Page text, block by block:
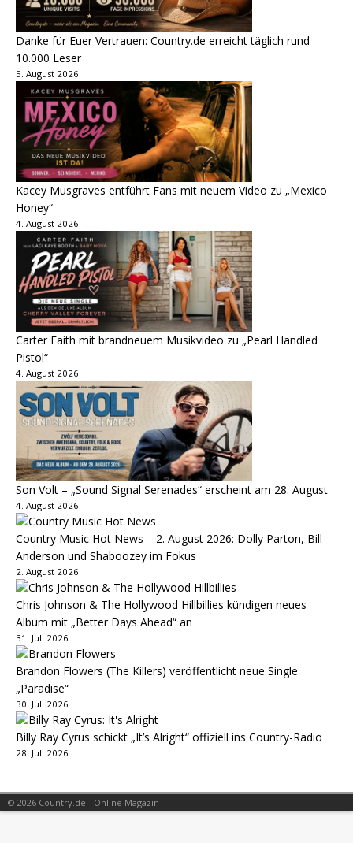
Danke für Euer Vertrauen: Country.de erreicht täglich rund
10.000 Leser
5. August 2026
Kacey Musgraves entführt Fans mit neuem Video zu „Mexico
Honey“
4. August 2026
Carter Faith mit brandneuem Musikvideo zu „Pearl Handled
Pistol“
4. August 2026
Son Volt – „Sound Signal Serenades“ erscheint am 28. August
4. August 2026
Country Music Hot News – 2. August 2026: Dolly Parton, Bill
Anderson und Shaboozey im Fokus
2. August 2026
Chris Johnson & The Hollywood Hillbillies kündigen neues
Album mit „Better Days Ahead“ an
31. Juli 2026
Brandon Flowers (The Killers) veröffentlicht neue Single
„Paradise“
30. Juli 2026
Billy Ray Cyrus schickt „It’s Alright“ offiziell ins Country-Radio
28. Juli 2026
© 2026 Country.de - Online Magazin